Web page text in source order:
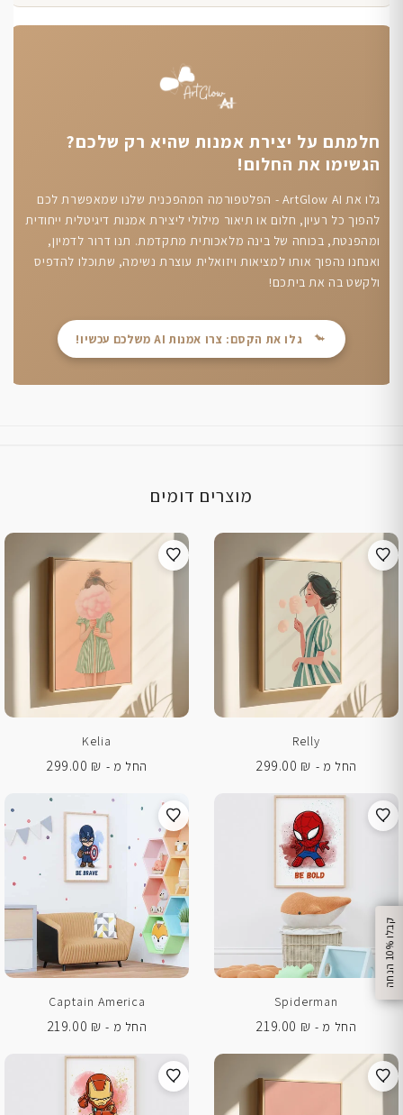
ק
ב
ל
ו
1
0
%
ה
נ
ח
ה
חלמתם על יצירת אמנות שהיא רק שלכם?
הגשימו את החלום!
גלו את ArtGlow AI - הפלטפורמה המהפכנית שלנו שמאפשרת לכם
להפוך כל רעיון, חלום או תיאור מילולי ליצירת אמנות דיגיטלית ייחודית
ומהפנטת, בכוחה של בינה מלאכותית מתקדמת. תנו דרור לדמיון,
ואנחנו נהפוך אותו למציאות ויזואלית עוצרת נשימה, שתוכלו להדפיס
ולקשט בה את ביתכם!
גלו את הקסם: צרו אמנות AI משלכם עכשיו!
מוצרים דומים
Relly
החל מ -
299.00 ₪
Kelia
החל מ -
299.00 ₪
Spiderman
החל מ -
219.00 ₪
Captain America
החל מ -
219.00 ₪